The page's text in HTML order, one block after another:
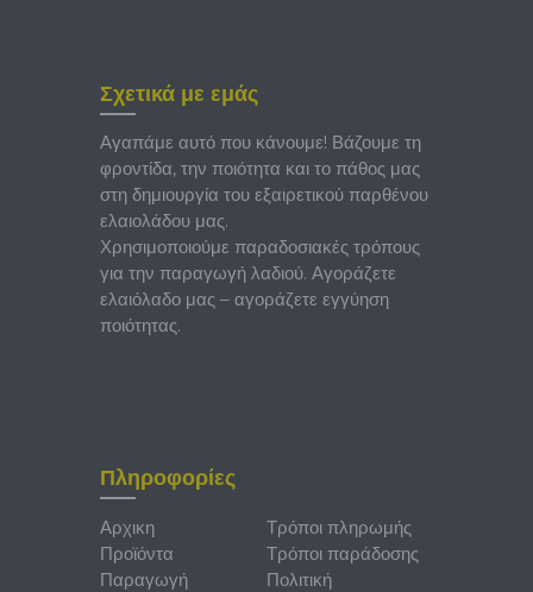
Σχετικά με εμάς
Αγαπάμε αυτό που κάνουμε! Βάζουμε τη
φροντίδα, την ποιότητα και το πάθος μας
στη δημιουργία του εξαιρετικού παρθένου
ελαιολάδου μας.
Χρησιμοποιούμε παραδοσιακές τρόπους
για την παραγωγή λαδιού. Αγοράζετε
ελαιόλαδο μας – αγοράζετε εγγύηση
ποιότητας.
Πληροφορίες
Αρχικη
Προϊόντα
Παραγωγή
Τρόποι πληρωμής
Τρόποι παράδοσης
Πολιτική